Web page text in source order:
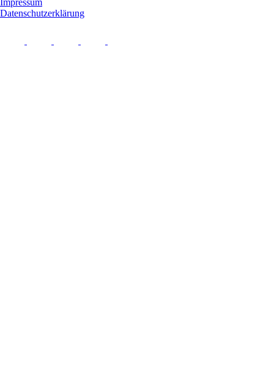
Impressum
Datenschutzerklärung